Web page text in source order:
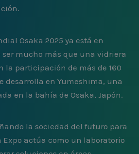
Osaka 2025 ya está en
mucho más que una vidriera
la participación de más de 160
desarrolla en Yumeshima, una
en la bahía de Osaka, Japón.
la sociedad del futuro para
Expo actúa como un laboratorio